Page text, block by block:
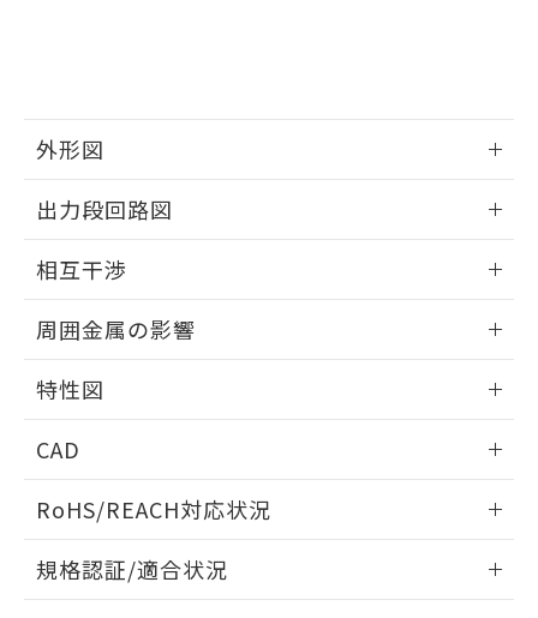
外形図
外形図
出力段回路図
出力段回路図
相互干渉
相互干渉
A: 120mm以上、B: 100mm以上
周囲金属の影響
周囲金属の影響
特性図
検出物体の大きさと材質による影響
CAD
ドすることができます。
ログイン/会員登録
RoHS/REACH対応状況
EU RoHS 注意事項・凡例
規格認証/適合状況
引・商談に必要な範囲で利用すること
※当社の共同利用者とは、"個人情報
の共同利用に関して"
用者の範囲」に記載されている法人を
とができます。
EU RoHS指令（10物質）の非含有証明書
※本証明書は発行日時点で非含有を証明す
るもので、過去に遡って非含有を証明する
ものではありません。
物質の対応では、対応完了までの期間は出
荷製品に未対応品が混在することから備考
欄に対応日を記載しておりました。
既に当社にて対応品への在庫切替を完了
していることから、特段のことがない限
合意する キャンセル